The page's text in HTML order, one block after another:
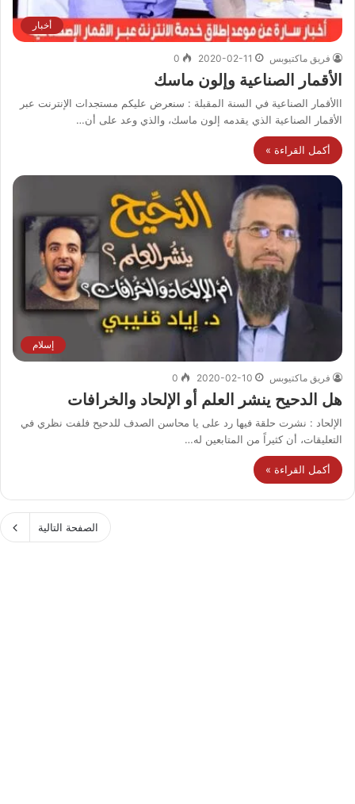
أخبار
فريق ماكتيوبس 2020-02-11
0
الأقمار الصناعية وإلون ماسك
االأقمار الصناعية في السنة المقبلة : سنعرض عليكم مستجدات الإنترنت عبر
الأقمار الصناعية الذي يقدمه إلون ماسك، والذي وعد على أن…
أكمل القراءة »
إسلام
فريق ماكتيوبس 2020-02-10
0
هل الدحيح ينشر العلم أو الإلحاد والخرافات
الإلحاد : نشرت حلقة فيها رد على يا محاسن الصدف للدحيح فلفت نظري في
التعليقات، أن كثيراً من المتابعين له…
أكمل القراءة »
الصفحة التالية